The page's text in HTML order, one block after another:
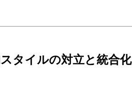
タイルの対立と統合化